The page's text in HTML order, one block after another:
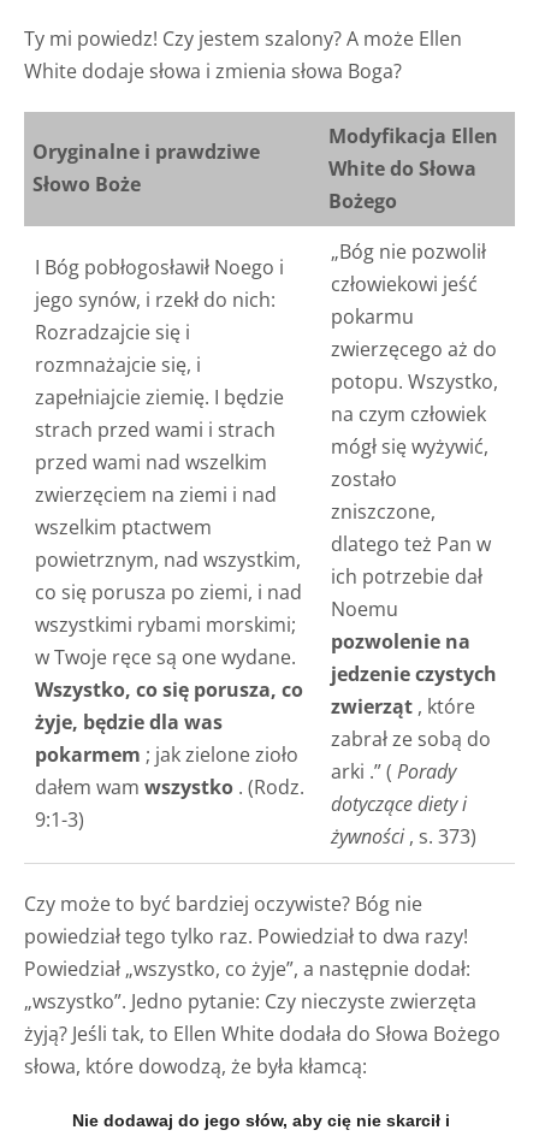
Ty mi powiedz! Czy jestem szalony? A może Ellen
White dodaje słowa i zmienia słowa Boga?
Oryginalne i prawdziwe
Słowo Boże
Modyfikacja Ellen
White do Słowa
Bożego
I Bóg pobłogosławił Noego i
jego synów, i rzekł do nich:
Rozradzajcie się i
rozmnażajcie się, i
zapełniajcie ziemię. I będzie
strach przed wami i strach
przed wami nad wszelkim
zwierzęciem na ziemi i nad
wszelkim ptactwem
powietrznym, nad wszystkim,
co się porusza po ziemi, i nad
wszystkimi rybami morskimi;
w Twoje ręce są one wydane.
Wszystko, co się porusza, co
żyje, będzie dla was
pokarmem ; jak zielone zioło
dałem wam wszystko. (Rodz.
9:1-3)
„Bóg nie pozwolił
człowiekowi jeść
pokarmu
zwierzęcego aż do
potopu. Wszystko,
na czym człowiek
mógł się wyżywić,
zostało
zniszczone,
dlatego też Pan w
ich potrzebie dał
Noemu
pozwolenie na
jedzenie czystych
zwierząt, które
zabrał ze sobą do
arki .” ( Porady
dotyczące diety i
żywności, s. 373)
Czy może to być bardziej oczywiste? Bóg nie
powiedział tego tylko raz. Powiedział to dwa razy!
Powiedział „wszystko, co żyje”, a następnie dodał:
„wszystko”. Jedno pytanie: Czy nieczyste zwierzęta
żyją? Jeśli tak, to Ellen White dodała do Słowa Bożego
słowa, które dowodzą, że była kłamcą:
Nie dodawaj do jego słów, aby cię nie skarcił i